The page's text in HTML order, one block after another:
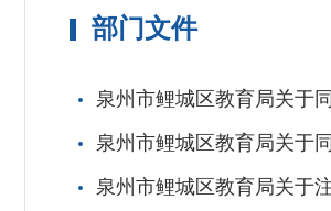
部门文件
泉州市鲤城区教育局关于
泉州市鲤城区教育局关于
泉州市鲤城区教育局关于